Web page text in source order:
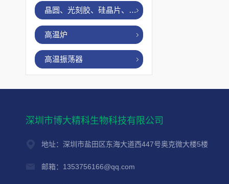
晶圆、光刻胶、硅晶片、烤胶机
高温炉
高温振荡器
深圳市博大精科生物科技有限公司
地址：深圳市盐田区东海大道西447号奥克微大楼5楼
邮箱：1353756166@qq.com